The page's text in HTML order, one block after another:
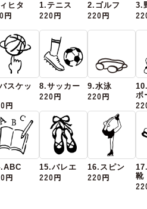
ヒタ
円
1.テニス
220円
2.ゴルフ
220円
3.
スケッ
円
8.サッカー
220円
9.水泳
220円
ボ
円
15.バレエ
220円
16.スピン
220円
靴